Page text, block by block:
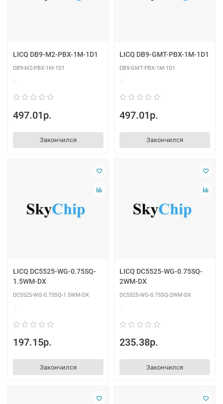
LICQ DB9-M2-PBX-1M-1D1
DB9-M2-PBX-1M-1D1
497.01р.
Закончился
LICQ DB9-GMT-PBX-1M-1D1
DB9-GMT-PBX-1M-1D1
497.01р.
Закончился
LICQ DC5525-WG-0.75SQ-
1.5WM-DX
DC5525-WG-0.75SQ-1.5WM-DX
197.15р.
Закончился
LICQ DC5525-WG-0.75SQ-
2WM-DX
DC5525-WG-0.75SQ-2WM-DX
235.38р.
Закончился